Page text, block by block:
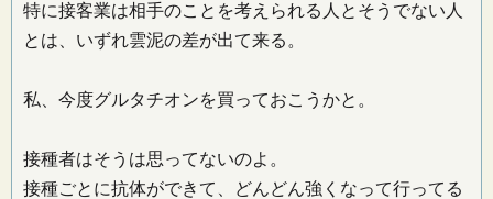
特に接客業は相手のことを考えられる人とそうでない人
とは、いずれ雲泥の差が出て来る。
私、今度グルタチオンを買っておこうかと。
接種者はそうは思ってないのよ。
接種ごとに抗体ができて、どんどん強くなって行ってる